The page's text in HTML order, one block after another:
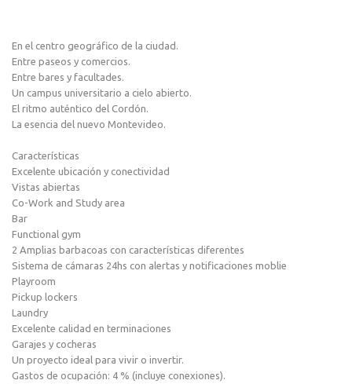
En el centro geográfico de la ciudad.
Entre paseos y comercios.
Entre bares y facultades.
Un campus universitario a cielo abierto.
El ritmo auténtico del Cordón.
La esencia del nuevo Montevideo.
Características
Excelente ubicación y conectividad
Vistas abiertas
Co-Work and Study area
Bar
Functional gym
2 Amplias barbacoas con características diferentes
Sistema de cámaras 24hs con alertas y notificaciones moblie
Playroom
Pickup lockers
Laundry
Excelente calidad en terminaciones
Garajes y cocheras
Un proyecto ideal para vivir o invertir.
Gastos de ocupación: 4 % (incluye conexiones).